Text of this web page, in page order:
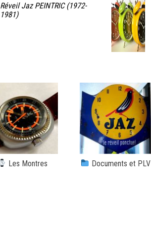
Réveil Jaz PEINTRIC (1972-
1981)
Les Montres Documents et PLV